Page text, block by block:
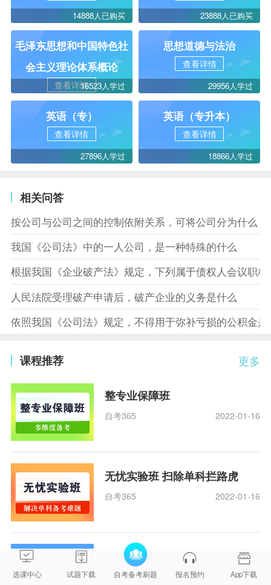
14888人已购买 23888人已购买
毛泽东思想和中国特色社
会主义理论体系概论
查看详情16523人学过
思想道德与法治
查看详情
29956人学过
英语（专）
查看详情
27896人学过
英语（专升本）
查看详情
18866人学过
相关问答
按公司与公司之间的控制依附关系，可将公司分为什么
我国《公司法》中的一人公司，是一种特殊的什么
根据我国《企业破产法》规定，下列属于债权人会议职
人民法院受理破产申请后，破产企业的义务是什么
依照我国《公司法》规定，不得用于弥补亏损的公积金是
更多
课程推荐
整专业保障班
自考365 2022-01-16
无忧实验班 扫除单科拦路虎
自考365 2022-01-16
超值精品班 随报随学
自考365 2022-01-16
选课中心 试题下载 自考备考刷题 报名预约 App下载